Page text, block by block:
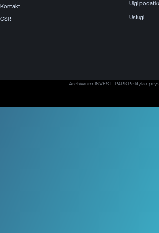
Kontakt
CSR
Ulgi
Usługi
Archiwum INVEST-PARKPolityka